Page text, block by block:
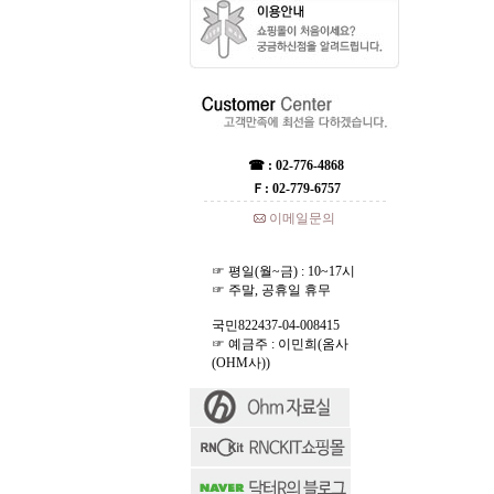
☎ : 02-776-4868
Ｆ: 02-779-6757
이메일문의
☞ 평일(월~금) : 10~17시
☞ 주말, 공휴일 휴무
국민822437-04-008415
☞ 예금주 : 이민희(옴사
(OHM사))